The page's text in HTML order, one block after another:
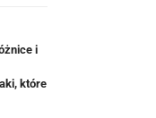
i
które